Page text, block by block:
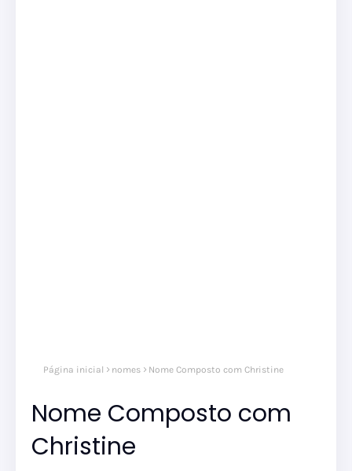
Página inicial nomes Nome Composto com Christine
Nome Composto com
Christine